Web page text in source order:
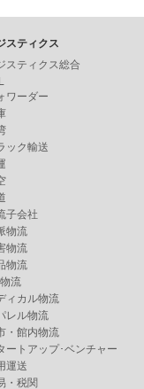
スティクス
スティクス総合
ワーダー
ック輸送
子会社
物流
物流
物流
流
ィカル物流
レル物流
・館内物流
ートアップ･ベンチャー
運送
・税関